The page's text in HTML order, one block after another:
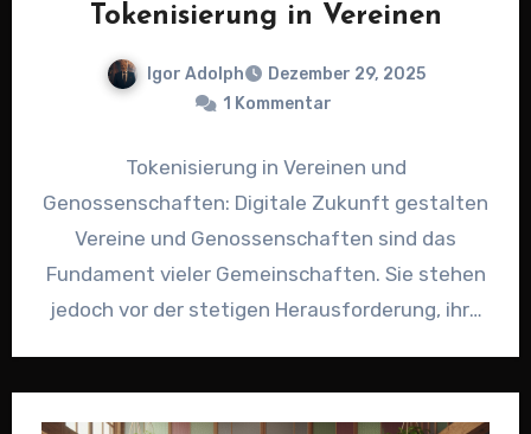
Tokenisierung in Vereinen
Igor Adolph
Dezember 29, 2025
1 Kommentar
Tokenisierung in Vereinen und
Genossenschaften: Digitale Zukunft gestalten
Vereine und Genossenschaften sind das
Fundament vieler Gemeinschaften. Sie stehen
jedoch vor der stetigen Herausforderung, ihre